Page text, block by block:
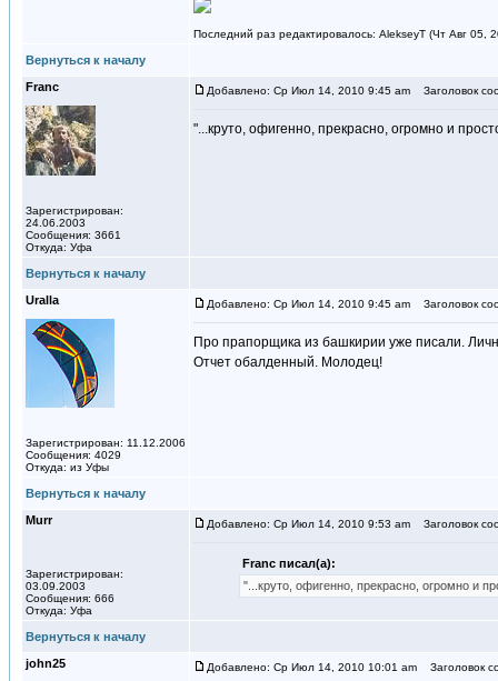
Последний раз редактировалось: AlekseyT (Чт Авг 05,
Вернуться к началу
Franc
Зарегистрирован:
24.06.2003
Сообщения: 3661
Откуда: Уфа
Добавлено: Ср Июл 14, 2010 9:45 am Заголовок
"...круто, офигенно, прекрасно, огромно и
Вернуться к началу
Uralla
Зарегистрирован: 11.12.2006
Сообщения: 4029
Откуда: из Уфы
Добавлено: Ср Июл 14, 2010 9:45 am Заголовок
Про прапорщика из башкирии уже писали.
Отчет обалденный. Молодец!
Вернуться к началу
Murr
Зарегистрирован:
03.09.2003
Сообщения: 666
Откуда: Уфа
Добавлено: Ср Июл 14, 2010 9:53 am Заголовок
Franc писал(а):
"...круто, офигенно, прекрасно, огромно и
Вернуться к началу
john25
Добавлено: Ср Июл 14, 2010 10:01 am Заголовок